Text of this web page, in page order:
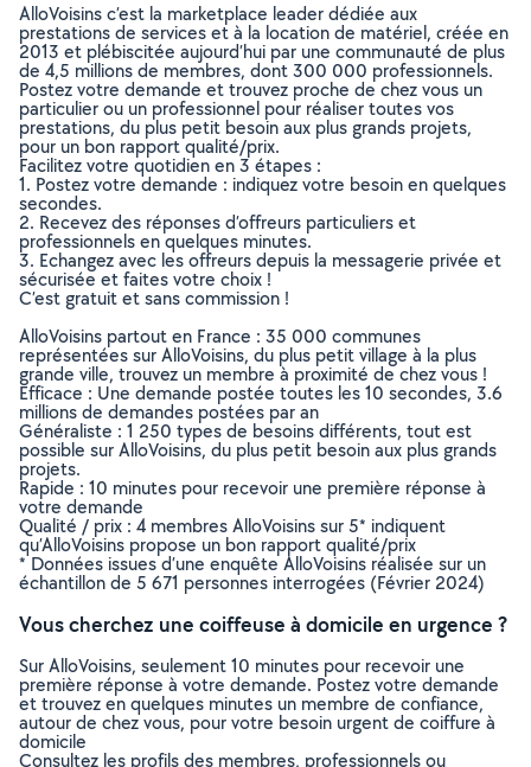
AlloVoisins c’est la marketplace leader dédiée aux
prestations de services et à la location de matériel, créée en
2013 et plébiscitée aujourd’hui par une communauté de plus
de 4,5 millions de membres, dont 300 000 professionnels.
Postez votre demande et trouvez proche de chez vous un
particulier ou un professionnel pour réaliser toutes vos
prestations, du plus petit besoin aux plus grands projets,
pour un bon rapport qualité/prix.
Facilitez votre quotidien en 3 étapes :
1. Postez votre demande : indiquez votre besoin en quelques
secondes.
2. Recevez des réponses d’offreurs particuliers et
professionnels en quelques minutes.
3. Echangez avec les offreurs depuis la messagerie privée et
sécurisée et faites votre choix !
C’est gratuit et sans commission !
AlloVoisins partout en France : 35 000 communes
représentées sur AlloVoisins, du plus petit village à la plus
grande ville, trouvez un membre à proximité de chez vous !
Efficace : Une demande postée toutes les 10 secondes, 3.6
millions de demandes postées par an
Généraliste : 1 250 types de besoins différents, tout est
possible sur AlloVoisins, du plus petit besoin aux plus grands
projets.
Rapide : 10 minutes pour recevoir une première réponse à
votre demande
Qualité / prix : 4 membres AlloVoisins sur 5* indiquent
qu’AlloVoisins propose un bon rapport qualité/prix
* Données issues d’une enquête AlloVoisins réalisée sur un
échantillon de 5 671 personnes interrogées (Février 2024)
Vous cherchez une coiffeuse à domicile en urgence ?
Sur AlloVoisins, seulement 10 minutes pour recevoir une
première réponse à votre demande. Postez votre demande
et trouvez en quelques minutes un membre de confiance,
autour de chez vous, pour votre besoin urgent de coiffure à
domicile
Consultez les profils des membres, professionnels ou